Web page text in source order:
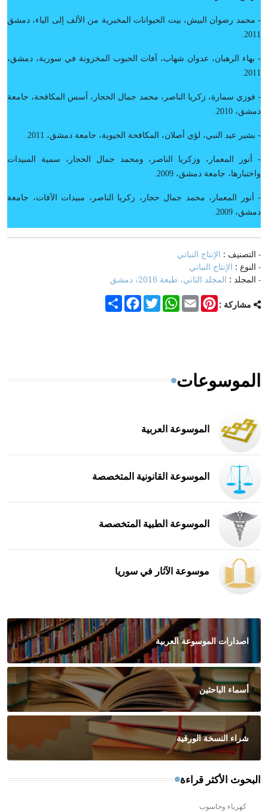
- محمد رضوان البيش، بيت الحيوانات المخبرية من الألف إلى الياء، دمشق
2011.
- بهاء الرهبان، عدوان شهاب، آفات الحبوب المخزونة في سورية، دمشق،
2011.
- فوزي سمارة، زكريا الناصر، محمد جمال الحجار، أسس المكافحة، جامعة
دمشق، 2010.
- بشير عبد النبي، لؤي أصلان، المكافحة الحيوية، جامعة دمشق، 2011.
- أنور المعمار، وزكريا الناصر، ومحمد جمال الحجار، سمية المبيدات
واختبارها، جامعة دمشق، 2009.
- أنور المعمار، محمد جمال حجار، زكريا الناصر، مبيدات الآفات، جامعة
دمشق، 2009.
- التصنيف : الإنتاج النباتي
- النوع : الإنتاج النباتي
- المجلد : المجلد الثاني، طبعة 2016، دمشق
مشاركة : Share
FacebookTwitter
WhatsAppEmail
Pinterest
الموسوعات
الموسوعة العربية
الموسوعة القانونية المتخصصة
الموسوعة الطبية المتخصصة
موسوعة الآثار في سوريا
اصدارات الموسوعة العربية
أسماء الباحثين
شراء النسخة الورقية
البحوث الأكثر قراءة
كهرباء وحاسوب